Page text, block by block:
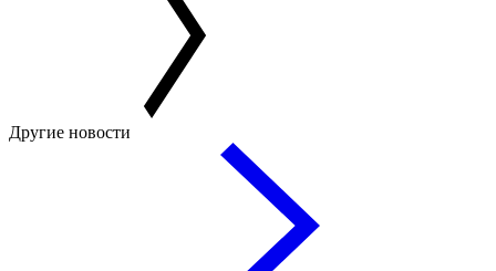
Другие новости